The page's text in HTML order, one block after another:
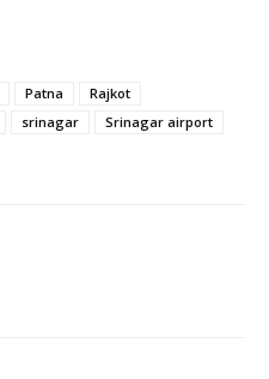
Patna
Rajkot
srinagar
Srinagar airport